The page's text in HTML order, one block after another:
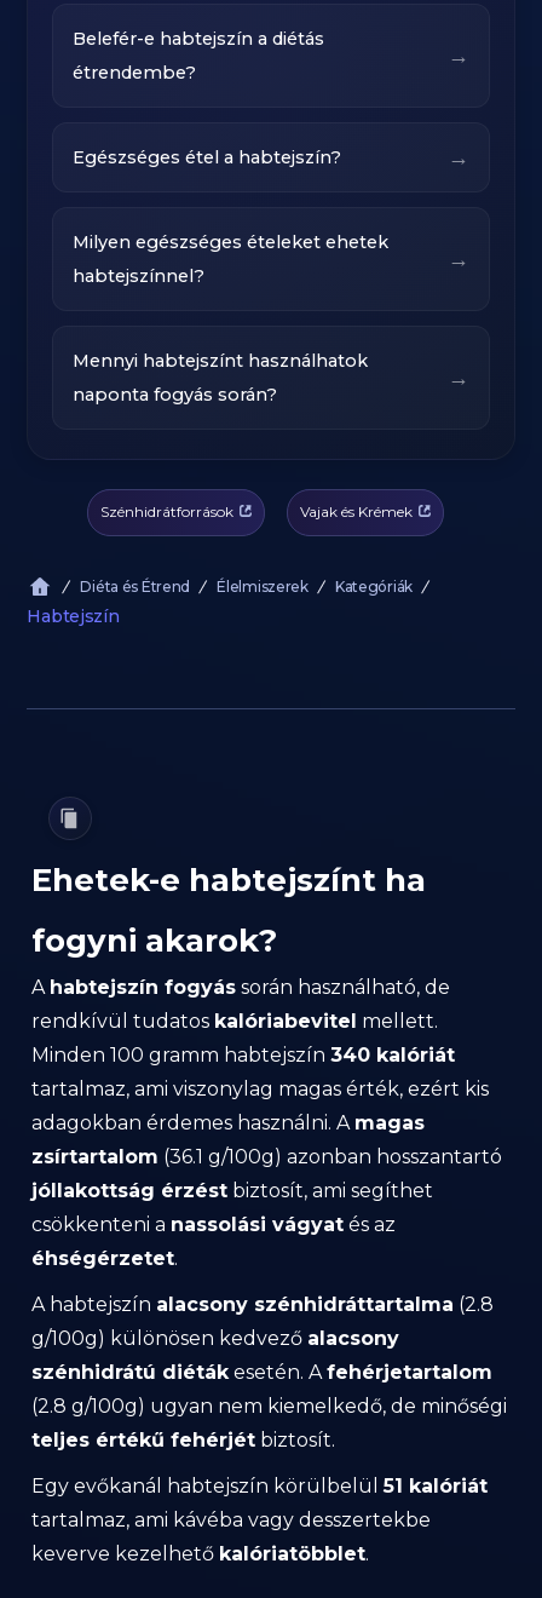
Belefér-e habtejszín a diétás
étrendembe?
→
Egészséges étel a habtejszín? →
Milyen egészséges ételeket ehetek
habtejszínnel?
→
Mennyi habtejszínt használhatok
naponta fogyás során?
→
Szénhidrátforrások Vajak és Krémek
Diéta és Étrend Élelmiszerek Kategóriák
Habtejszín
Ehetek-e habtejszínt ha
fogyni akarok?
A habtejszín fogyás során használható, de
rendkívül tudatos kalóriabevitel mellett.
Minden 100 gramm habtejszín 340 kalóriát
tartalmaz, ami viszonylag magas érték, ezért kis
adagokban érdemes használni. A magas
zsírtartalom (36.1 g/100g) azonban hosszantartó
jóllakottság érzést biztosít, ami segíthet
csökkenteni a nassolási vágyat és az
éhségérzetet.
A habtejszín alacsony szénhidráttartalma (2.8
g/100g) különösen kedvező alacsony
szénhidrátú diéták esetén. A fehérjetartalom
(2.8 g/100g) ugyan nem kiemelkedő, de minőségi
teljes értékű fehérjét biztosít.
Egy evőkanál habtejszín körülbelül51 kalóriát
tartalmaz, ami kávéba vagy desszertekbe
keverve kezelhető kalóriatöbblet.